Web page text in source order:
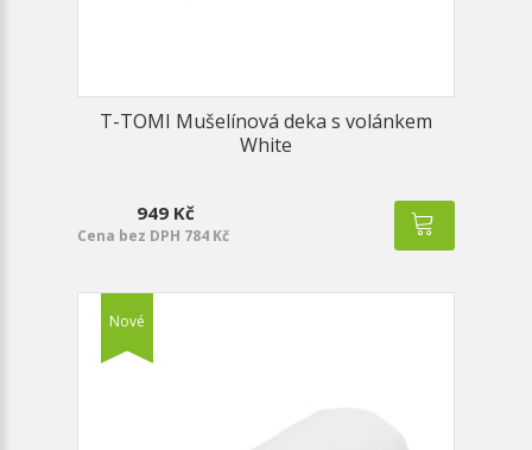
T-TOMI Mušelínová deka s volánkem
White
949 Kč
Cena bez DPH 784 Kč
Nové